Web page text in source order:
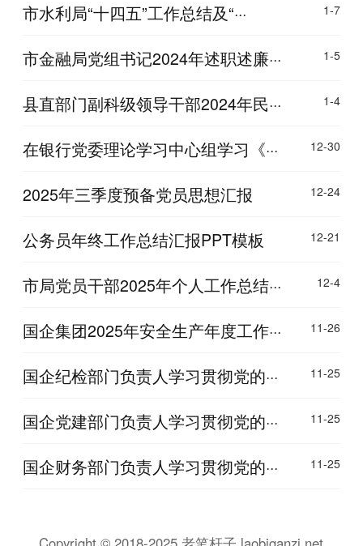
市水利局“十四五”工作总结及“··· 1-7
市金融局党组书记2024年述职述廉··· 1-5
县直部门副科级领导干部2024年民··· 1-4
在银行党委理论学习中心组学习《··· 12-30
2025年三季度预备党员思想汇报 12-24
公务员年终工作总结汇报PPT模板 12-21
市局党员干部2025年个人工作总结··· 12-4
国企集团2025年安全生产年度工作··· 11-26
国企纪检部门负责人学习贯彻党的··· 11-25
国企党建部门负责人学习贯彻党的··· 11-25
国企财务部门负责人学习贯彻党的··· 11-25